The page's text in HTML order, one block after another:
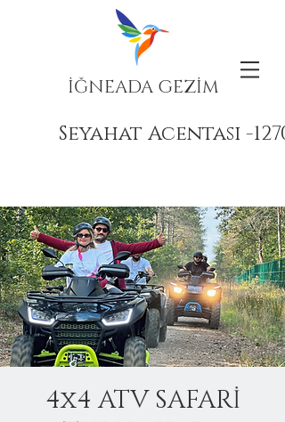
İĞNEADA GEZİM
Seyahat Acentası -
4x4 ATV SAFARİ